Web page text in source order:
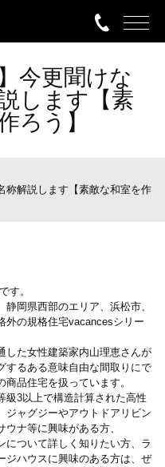
今更聞けな
します【素
ろう】
称解説します【素敵な和室を作
す。
岡県西部のエリア、浜松市、
外の規格住宅vacancesシリー
した女性建築家内山理恵さんが
するある意味自由な間取りにで
品住宅を扱っています。
級3以上で構造計算された高性
ジャグジーやアウトドアリビン
ナ等に興味がある方、
について詳しく知りたい方、ラ
ジハウスに興味のある方は、ぜ